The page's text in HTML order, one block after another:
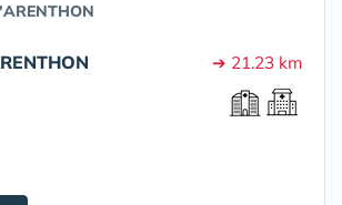
➔ 21.23 km